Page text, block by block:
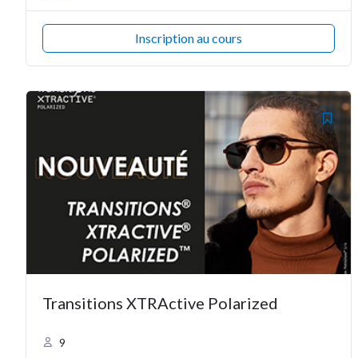
Inscription au cours
Transitions XTRActive Polarized
9